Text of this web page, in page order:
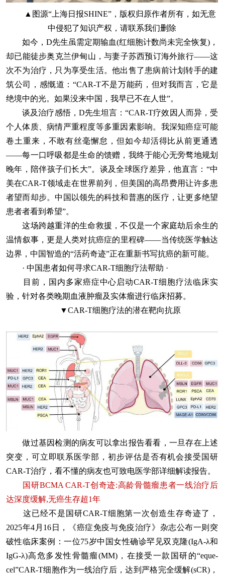
▲图源“上海日报SHINE”，版权归原作者所有，如无意
中侵犯了知识产权，请联系我们删除
如今，D先生虽需定期输血(红细胞计数尚未完全恢复)，
却已能徒步奥克兰伊甸山，与妻子苏西预订海外旅行——这
次不为治疗，只为享受生活。他出售了患病前计划转手的建
筑公司，感慨道：“CAR-T不是万能药，但对我而言，它是
绝境中的光。如果没来中国，我早已不在人世”。
谈及治疗感悟，D先生坦言：“CAR-T疗效因人而异，受
个人体质、病情严重程度等多重因素影响。我深知癌症可能
卷土重来，不敢有丝毫懈怠，但如今却活得比从前更通透
——每一口呼吸都是生命的馈赠，我终于能心无旁骛地规划
晚年，陪伴孩子们长大”。谈及全球医疗差异，他直言：“中
美在CAR-T领域走在世界前列，但美国的高昂费用让许多患
者望而却步。中国以领先的科技和普惠的医疗，让更多绝望
患者者看到希望”。
这场跨越重洋的生命救援，不仅是一个家庭劫后余生的
温情叙事，更是人类对抗癌症的里程碑——当传统医学触达
边界，中国智造的“活药奇迹”正在重新书写抗癌的新可能。
· 中国患者如何寻求CAR-T细胞疗法帮助 ·
目前，国内多家癌症中心启动CAR-T细胞疗法临床实
验，针对各类晚期血液肿瘤及实体瘤进行临床招募。
▼CAR-T细胞疗法的潜在靶向抗原
做过基因检测的病友可以拿出报告看看，一旦存在上述
突变，可立即联系医学部，初步评估是否有机会接受国研
CAR-T治疗，看不懂的病友也可致电医学部详细解读报告。
国研BCMA CAR-T创奇迹:高龄骨髓瘤患者一线治疗后
达深度缓解,无癌生存超1年
这已经不是国研CAR-T细胞第一次创造生存奇迹了，
2025年4月16日，《癌症免疫与免疫治疗》杂志公布一则突
破性临床案例：一位75岁中国女性确诊罕见双克隆(IgA-λ和
IgG-λ)高危多发性骨髓瘤(MM)，在接受一款国研的“eque-
cel”CAR-T细胞作为一线治疗后，达到严格完全缓解(sCR)，